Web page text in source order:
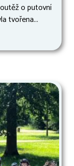
o putovní
tvořena...